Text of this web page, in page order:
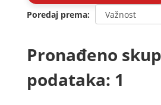
Poredaj prema
Pronađeno
podataka: 1